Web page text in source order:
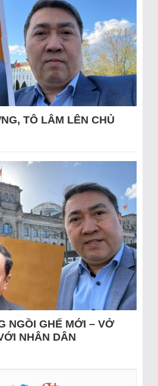
TÔ LÂM LÊN CHỦ
NGỒI GHẾ MỚI – VỞ
NHÂN DÂN